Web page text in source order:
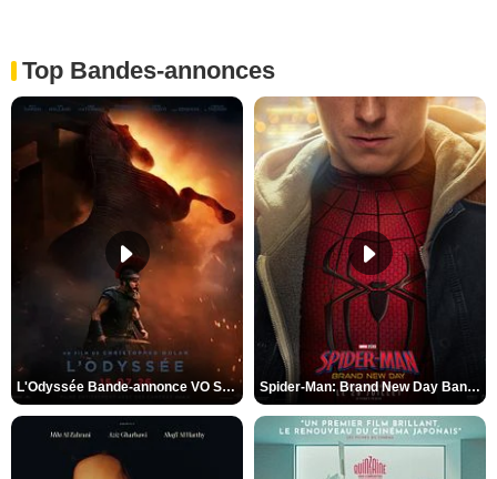
Top Bandes-annonces
L'Odyssée Bande-annonce VO STFR Spider-Man: Brand New Day Bande-annonce VO STFR